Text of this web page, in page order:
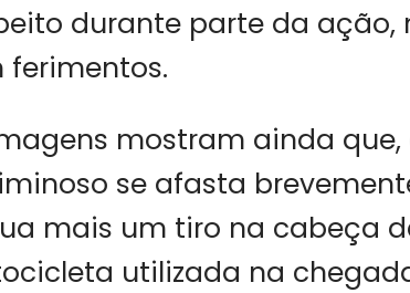
durante parte da ação,
ferimentos.
mostram ainda
se afasta
mais um tiro na cabeça
utilizada na